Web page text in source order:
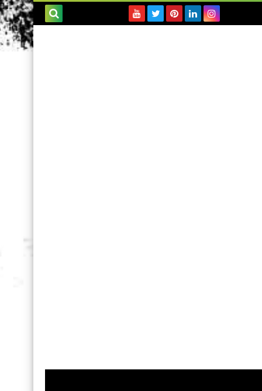
بحث هذه